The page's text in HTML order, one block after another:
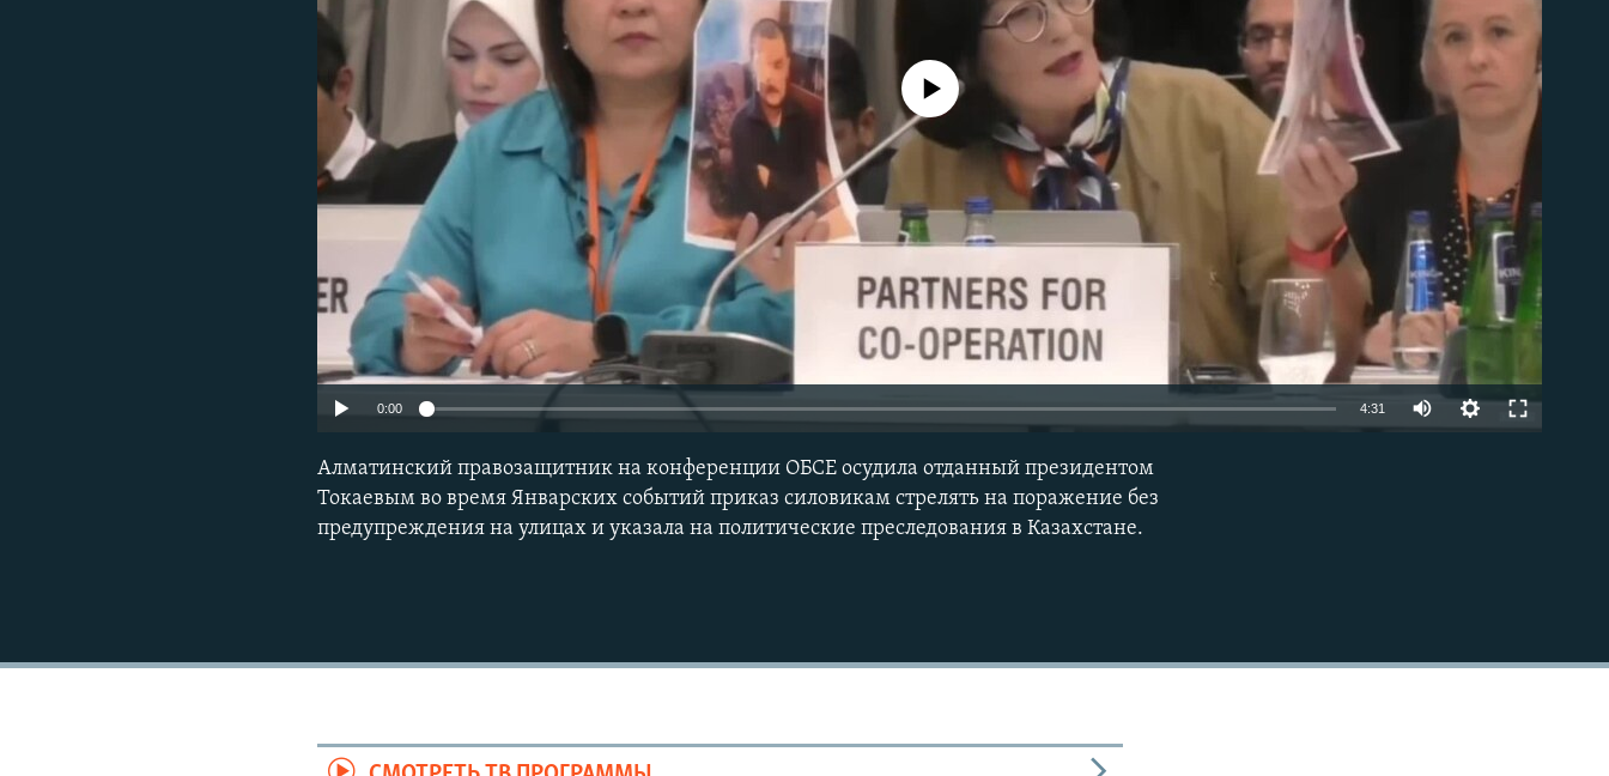
Auto 240p 360p
No media source currently available
0:00 4:31 Auto
Алматинский правозащитник на конференции ОБСЕ осудила отданный президентом
Токаевым во время Январских событий приказ силовикам стрелять на поражение без
предупреждения на улицах и указала на политические преследования в Казахстане.